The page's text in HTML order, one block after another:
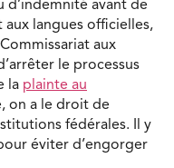
d’indemnité avant de
langues officielles,
aux
le processus
la plainte au
on a le droit de
fédérales. Il y
éviter d’engorger